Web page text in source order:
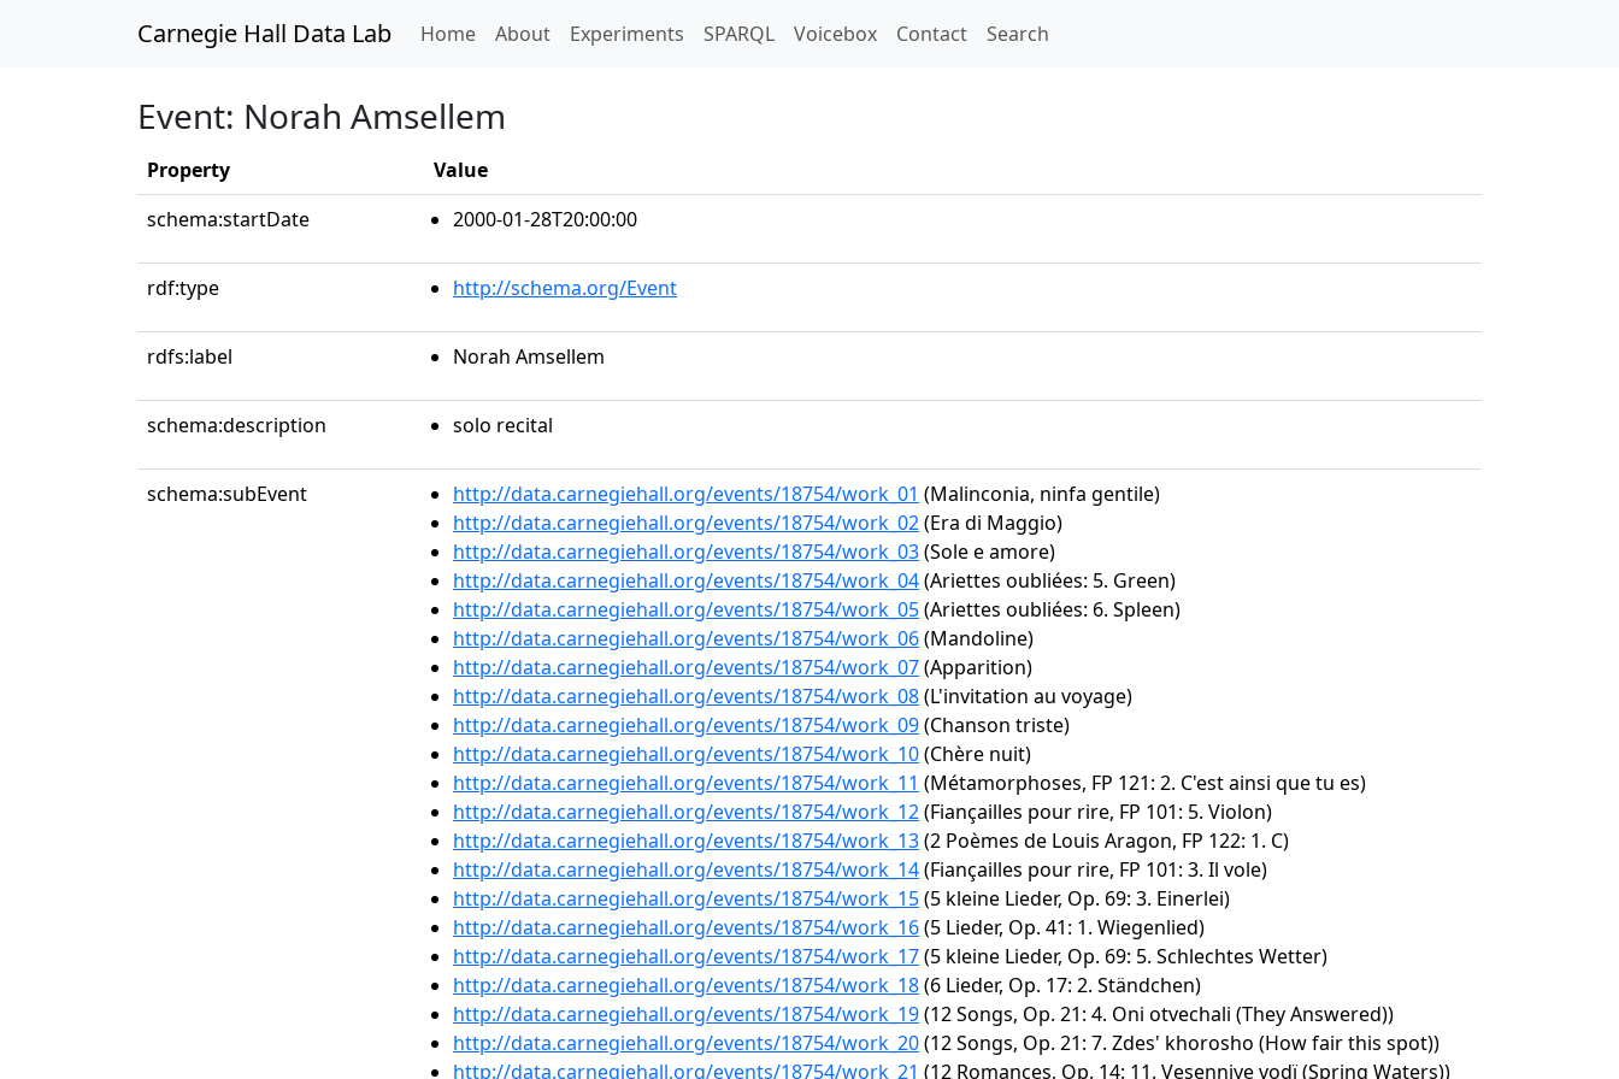
Carnegie Hall Data Lab Home(current)
About Experiments SPARQL Voicebox Contact Search
Event: Norah Amsellem
Property
Value
schema:startDate
2000-01-28T20:00:00
rdf:type http://schema.org/Event
rdfs:label Norah Amsellem
schema:description solo recital
schema:subEvent http://data.carnegiehall.org/events/18754/work_01 (Malinconia, ninfa gentile)
http://data.carnegiehall.org/events/18754/work_02(Era di Maggio)
http://data.carnegiehall.org/events/18754/work_03(Sole e amore)
http://data.carnegiehall.org/events/18754/work_04(Ariettes oubliées: 5. Green)
http://data.carnegiehall.org/events/18754/work_05(Ariettes oubliées: 6. Spleen)
http://data.carnegiehall.org/events/18754/work_06(Mandoline)
http://data.carnegiehall.org/events/18754/work_07(Apparition)
http://data.carnegiehall.org/events/18754/work_08(L'invitation au voyage)
http://data.carnegiehall.org/events/18754/work_09(Chanson triste)
http://data.carnegiehall.org/events/18754/work_10(Chère nuit)
http://data.carnegiehall.org/events/18754/work_11 (Métamorphoses, FP 121: 2. C'est ainsi que tu es)
http://data.carnegiehall.org/events/18754/work_12(Fiançailles pour rire, FP 101: 5. Violon)
http://data.carnegiehall.org/events/18754/work_13(2 Poèmes de Louis Aragon, FP 122: 1. C)
http://data.carnegiehall.org/events/18754/work_14(Fiançailles pour rire, FP 101: 3. Il vole)
http://data.carnegiehall.org/events/18754/work_15(5 kleine Lieder, Op. 69: 3. Einerlei)
http://data.carnegiehall.org/events/18754/work_16(5 Lieder, Op. 41: 1. Wiegenlied)
http://data.carnegiehall.org/events/18754/work_17(5 kleine Lieder, Op. 69: 5. Schlechtes Wetter)
http://data.carnegiehall.org/events/18754/work_18(6 Lieder, Op. 17: 2. Ständchen)
http://data.carnegiehall.org/events/18754/work_19(12 Songs, Op. 21: 4. Oni otvechali (They Answered))
http://data.carnegiehall.org/events/18754/work_20(12 Songs, Op. 21: 7. Zdes' khorosho (How fair this spot))
http://data.carnegiehall.org/events/18754/work_21 (12 Romances, Op. 14: 11. Vesenniye vodï (Spring Waters))